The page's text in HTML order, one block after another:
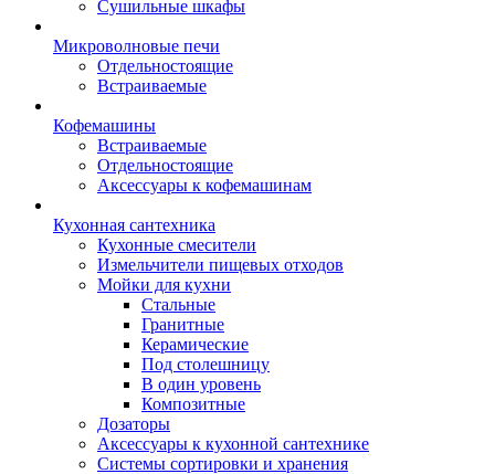
Сушильные шкафы
Микроволновые печи
Отдельностоящие
Встраиваемые
Кофемашины
Встраиваемые
Отдельностоящие
Аксессуары к кофемашинам
Кухонная сантехника
Кухонные смесители
Измельчители пищевых отходов
Мойки для кухни
Стальные
Гранитные
Керамические
Под столешницу
В один уровень
Композитные
Дозаторы
Аксессуары к кухонной сантехнике
Системы сортировки и хранения